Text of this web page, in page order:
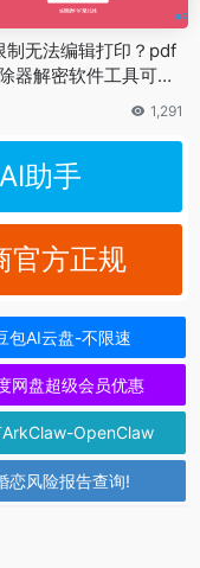
制无法编辑打印？pdf
器解密软件工具可以
1,291
助手
官方正规
包AI云盘-不限速
网盘超级会员优惠
OpenClaw
恋风险报告查询!